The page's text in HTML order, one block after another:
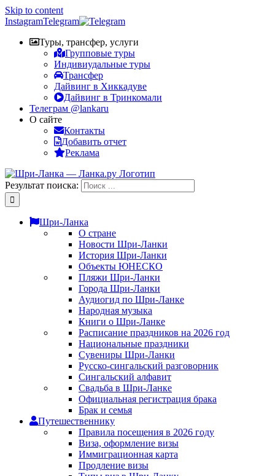
Skip to content
InstagramTelegram
Туры, трансфер, услуги
Групповые туры
Индивиудальные туры
Трансфер
Дайвинг в Хиккадуве
Дайвинг в Тринкомали
Телеграм @lankaru
О сайте
Контакты
Добавить отчет
Реклама
Результат поиска:
Шри-Ланка
О стране
Новости Шри-Ланки
История Шри-Ланки
Объекты ЮНЕСКО
Пляжи Шри-Ланки
Города Шри-Ланки
Аудиогид по Шри-Ланке
Народная музыка
Книги о Шри-Ланке
Расписание праздников на 2026 год
Национальные праздники
Сувениры Шри-Ланки
Русско-сингальский разговорник
Сингальский алфавит
Свадьба в Шри-Ланке
Официальная регистрация брака
Брак и семья
Путешественнику
Правила посещения в 2026 году
Виза, оформление визы
Иммиграционная карта
Продление визы